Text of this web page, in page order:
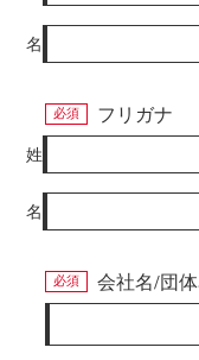
名
フリガナ
姓
名
会社名/団